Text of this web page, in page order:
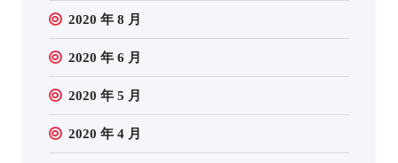
2020 年 8 月
2020 年 6 月
2020 年 5 月
2020 年 4 月